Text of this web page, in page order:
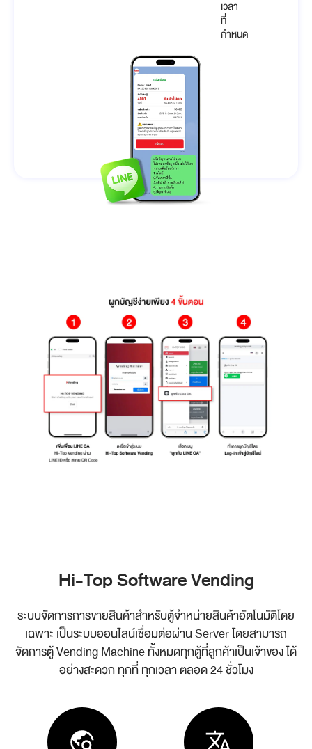
เวลา
ที่
กำหนด
Hi-Top Software Vending
ระบบจัดการการขายสินค้าสำหรับตู้จำหน่ายสินค้าอัตโนมัติโดย
เฉพาะ เป็นระบบออนไลน์เชื่อมต่อผ่าน Serverโดยสามารถ
จัดการตู้ Vending Machine ทั้งหมดทุกตู้ที่ลูกค้าเป็นเจ้าของ ได้
อย่างสะดวก ทุกที่ ทุกเวลา ตลอด 24 ชั่วโมง